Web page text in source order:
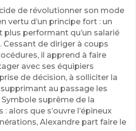
de révolutionner son mode
vertu d’un principe fort : un
plus performant qu’un salarié
de diriger à coups
il apprend à faire
avec ses équipiers
de décision, à solliciter la
au passage les
suprême de la
alors que s’ouvre l’épineux
Alexandre part faire le